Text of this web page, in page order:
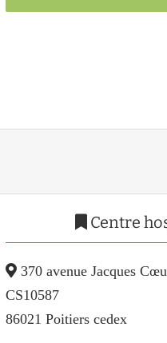
Centre
370 avenue Jacques
CS10587
86021 Poitiers cedex